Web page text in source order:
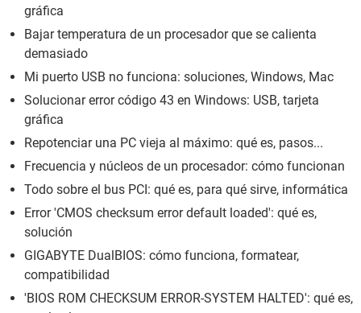
gráfica
Bajar temperatura de un procesador que se calienta
demasiado
Mi puerto USB no funciona: soluciones, Windows, Mac
Solucionar error código 43 en Windows: USB, tarjeta
gráfica
Repotenciar una PC vieja al máximo: qué es, pasos...
Frecuencia y núcleos de un procesador: cómo funcionan
Todo sobre el bus PCI: qué es, para qué sirve, informática
Error 'CMOS checksum error default loaded': qué es,
solución
GIGABYTE DualBIOS: cómo funciona, formatear,
compatibilidad
'BIOS ROM CHECKSUM ERROR-SYSTEM HALTED': qué es,